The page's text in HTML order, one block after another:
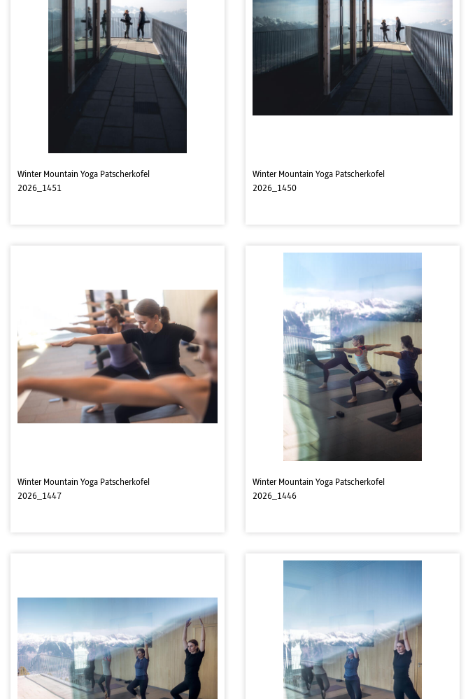
Winter Mountain Yoga Patscherkofel
2026_1451
Winter Mountain Yoga Patscherkofel
2026_1450
Winter Mountain Yoga Patscherkofel
2026_1447
Winter Mountain Yoga Patscherkofel
2026_1446